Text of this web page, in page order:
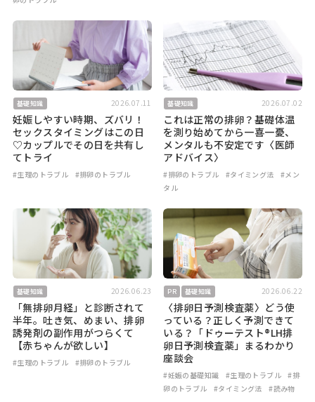
基礎知識 2026.07.11
妊娠しやすい時期、ズバリ！
セックスタイミングはこの日
♡カップルでその日を共有し
てトライ
#生理のトラブル #排卵のトラブル
基礎知識 2026.07.02
これは正常の排卵？基礎体温
を測り始めてから一喜一憂、
メンタルも不安定です〈医師
アドバイス〉
#排卵のトラブル #タイミング法
#メン
タル
基礎知識 2026.06.23
「無排卵月経」と診断されて
半年。吐き気、めまい、排卵
誘発剤の副作用がつらくて
【赤ちゃんが欲しい】
#生理のトラブル #排卵のトラブル
PR 基礎知識 2026.06.22
〈排卵日予測検査薬〉どう使
っている？正しく予測できて
いる？「ドゥーテスト®LH排
卵日予測検査薬」まるわかり
座談会
#妊娠の基礎知識 #生理のトラブル
#排
卵のトラブル
#タイミング法 #読み物